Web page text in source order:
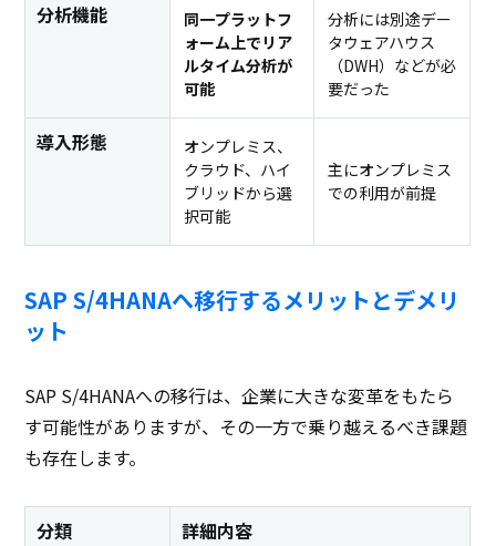
分析機能
同一プラットフ
ォーム上でリア
ルタイム分析が
可能
分析には別途デー
タウェアハウス
（DWH）などが必
要だった
導入形態
オンプレミス、
クラウド、ハイ
ブリッドから選
択可能
主にオンプレミス
での利用が前提
SAP S/4HANAへ移行するメリットとデメリ
ット
SAP S/4HANAへの移行は、企業に大きな変革をもたら
す可能性がありますが、その一方で乗り越えるべき課題
も存在します。
分類
詳細内容